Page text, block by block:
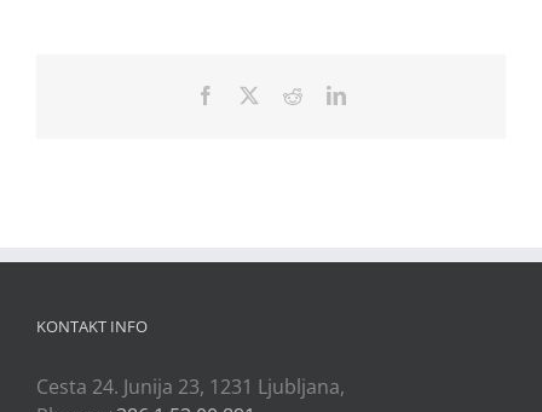
Facebook RedditLinkedIn
KONTAKT INFO
Cesta 24. Junija 23, 1231 Ljubljana,